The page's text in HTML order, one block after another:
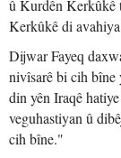
û Kurdên Kerkûkê
Kerkûkê di
Dijwar Fayeq
nivîsarê bi cih bîne
din yên Iraqê
veguhastiyan û
cih bîne."